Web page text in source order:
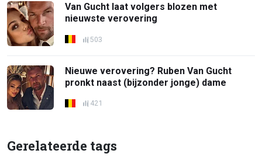
Van Gucht laat volgers blozen met
nieuwste verovering
503
Nieuwe verovering? Ruben Van Gucht
pronkt naast (bijzonder jonge) dame
421
Gerelateerde tags